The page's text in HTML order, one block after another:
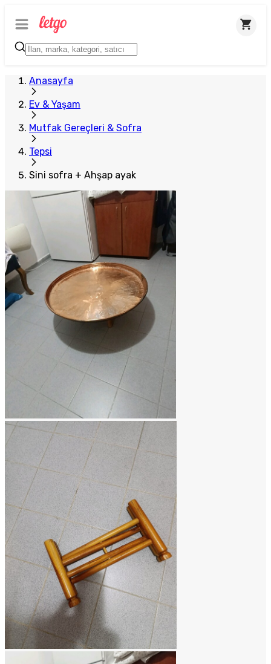
Anasayfa
Ev & Yaşam
Mutfak Gereçleri & Sofra
Tepsi
Sini sofra + Ahşap ayak